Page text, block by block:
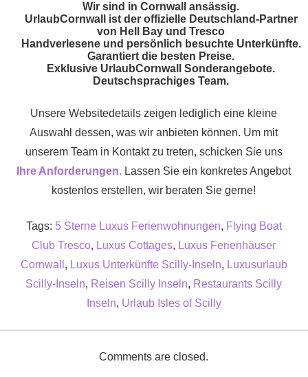
Wir sind in Cornwall ansässig.
UrlaubCornwall ist der offizielle Deutschland-Partner
von Hell Bay und Tresco
Handverlesene und persönlich besuchte Unterkünfte.
Garantiert die besten Preise.
Exklusive UrlaubCornwall Sonderangebote.
Deutschsprachiges Team.
Unsere Websitedetails zeigen lediglich eine kleine
Auswahl dessen, was wir anbieten können. Um mit
unserem Team in Kontakt zu treten, schicken Sie uns
Ihre Anforderungen. Lassen Sie ein konkretes Angebot
kostenlos erstellen, wir beraten Sie gerne!
Tags: 5 Sterne Luxus Ferienwohnungen, Flying Boat
Club Tresco, Luxus Cottages, Luxus Ferienhäuser
Cornwall , Luxus Unterkünfte Scilly-Inseln, Luxusurlaub
Scilly-Inseln, Reisen Scilly Inseln, Restaurants Scilly
Inseln, Urlaub Isles of Scilly
Comments are closed.